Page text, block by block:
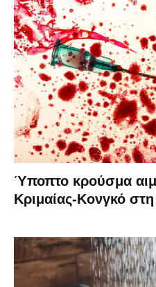
Ύποπτο κρούσμα
Κριμαίας-Κονγκό